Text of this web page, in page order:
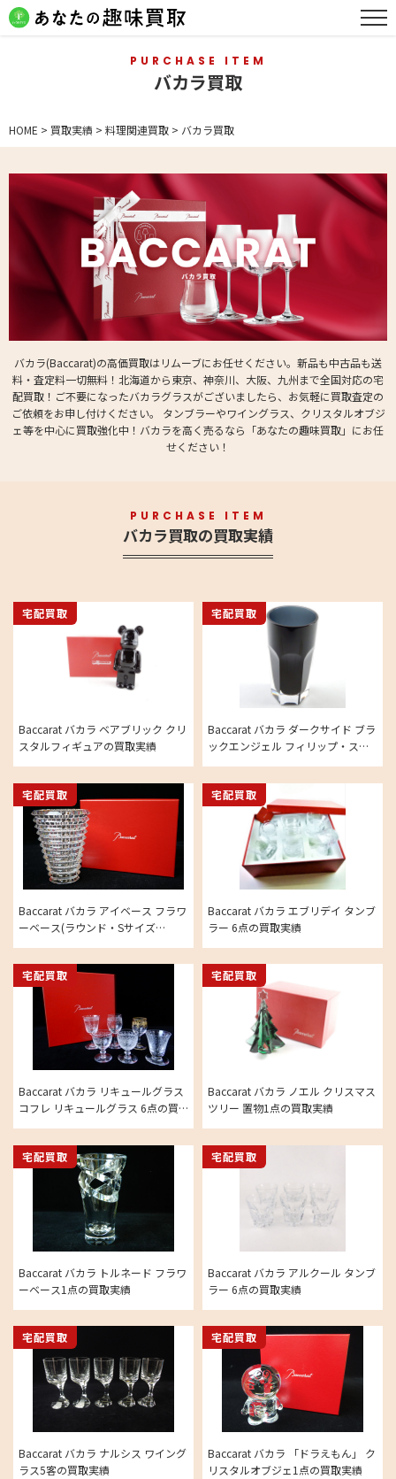
PURCHASE ITEM
バカラ買取
HOME > 買取実績 > 料理関連買取 > バカラ買取
バカラ(Baccarat)の高価買取はリムーブにお任せください。新品も中古品も送
料・査定料一切無料！北海道から東京、神奈川、大阪、九州まで全国対応の宅
配買取！ご不要になったバカラグラスがございましたら、お気軽に買取査定の
ご依頼をお申し付けください。 タンブラーやワイングラス、クリスタルオブジ
ェ等を中心に買取強化中！バカラを高く売るなら「あなたの趣味買取」にお任
せください！
PURCHASE ITEM
バカラ買取の買取実績
Baccarat バカラ ベアブリック クリ
スタルフィギュアの買取実績
宅配買取
Baccarat バカラ ダークサイド ブラ
ックエンジェル フィリップ・スタ
宅配買取
Baccarat バカラ アイベース フラワ
ーベース(ラウンド・Sサイズ
宅配買取
Baccarat バカラ エブリデイ タンブ
ラー 6点の買取実績
宅配買取
Baccarat バカラ リキュールグラス
コフレ リキュールグラス 6点の買
宅配買取
Baccarat バカラ ノエル クリスマス
ツリー 置物1点の買取実績
宅配買取
Baccarat バカラ トルネード フラワ
ーベース1点の買取実績
宅配買取
Baccarat バカラ アルクール タンブ
ラー 6点の買取実績
宅配買取
Baccarat バカラ ナルシス ワイング
ラス5客の買取実績
宅配買取
Baccarat バカラ 「ドラえもん」 ク
リスタルオブジェ1点の買取実績
宅配買取